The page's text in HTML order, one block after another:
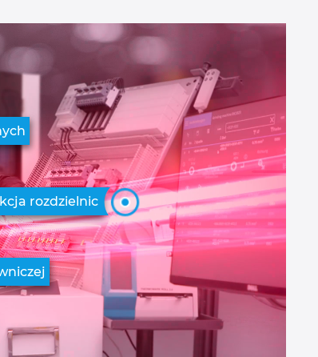
rozdzielnic